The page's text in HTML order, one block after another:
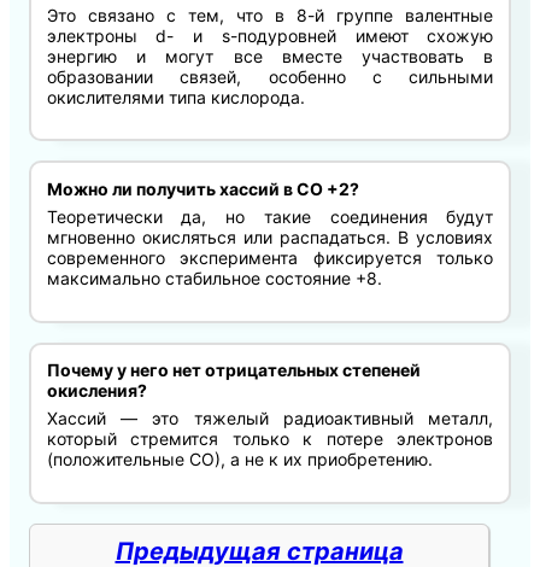
Это связано с тем, что в 8-й группе валентные
электроны d- и s-подуровней имеют схожую
энергию и могут все вместе участвовать в
образовании связей, особенно с сильными
окислителями типа кислорода.
Можно ли получить хассий в СО +2?
Теоретически да, но такие соединения будут
мгновенно окисляться или распадаться. В условиях
современного эксперимента фиксируется только
максимально стабильное состояние +8.
Почему у него нет отрицательных степеней
окисления?
Хассий — это тяжелый радиоактивный металл,
который стремится только к потере электронов
(положительные СО), а не к их приобретению.
Предыдущая страница